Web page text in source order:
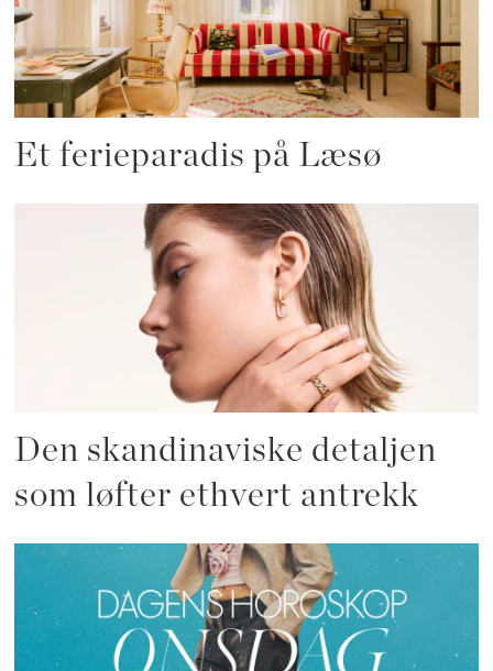
Et ferieparadis på Læsø
Den skandinaviske detaljen
som løfter ethvert antrekk